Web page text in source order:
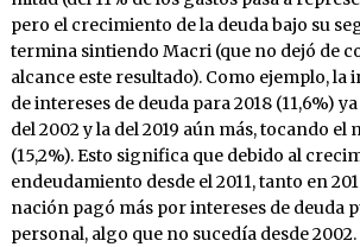
pero el crecimiento de la deuda bajo su
termina sintiendo Macri (que no dejó de
alcance este resultado). Como ejemplo, la
de intereses de deuda para 2018 (11,6%)
del 2002 y la del 2019 aún más, tocando el
(15,2%). Esto significa que debido al
endeudamiento desde el 2011, tanto en
nación pagó más por intereses de deuda
personal, algo que no sucedía desde 2002.